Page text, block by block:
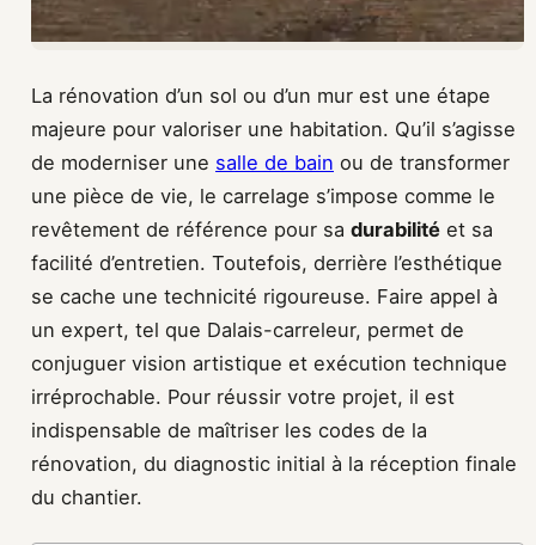
La rénovation d’un sol ou d’un mur est une étape
majeure pour valoriser une habitation. Qu’il s’agisse
de moderniser une salle de bain ou de transformer
une pièce de vie, le carrelage s’impose comme le
revêtement de référence pour sa durabilité et sa
facilité d’entretien. Toutefois, derrière l’esthétique
se cache une technicité rigoureuse. Faire appel à
un expert, tel que Dalais-carreleur, permet de
conjuguer vision artistique et exécution technique
irréprochable. Pour réussir votre projet, il est
indispensable de maîtriser les codes de la
rénovation, du diagnostic initial à la réception finale
du chantier.